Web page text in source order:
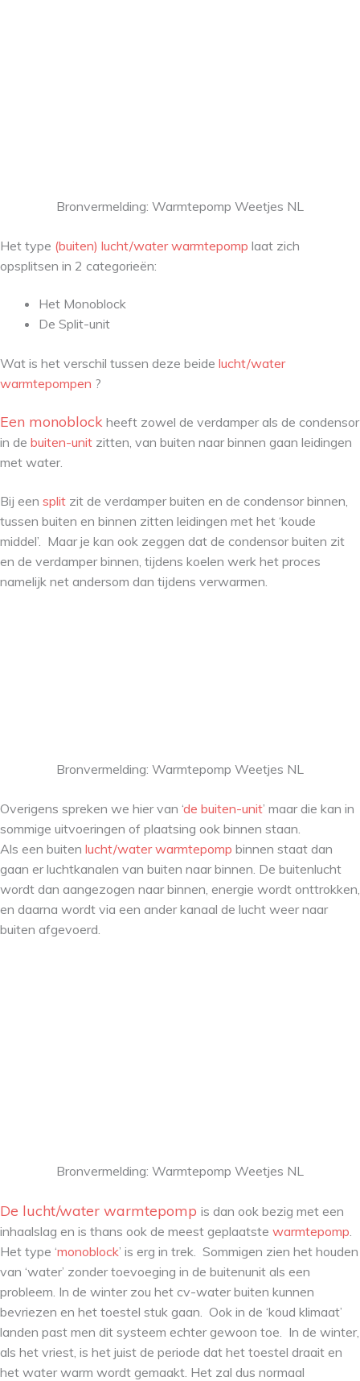
Bronvermelding: Warmtepomp Weetjes NL
Het type (buiten) lucht/water warmtepomp laat zich
opsplitsen in 2 categorieën:
Het Monoblock
De Split-unit
Wat is het verschil tussen deze beide lucht/water
warmtepompen ?
Een monoblock heeft zowel de verdamper als de condensor
in de buiten-unit zitten, van buiten naar binnen gaan leidingen
met water.
Bij een split zit de verdamper buiten en de condensor binnen,
tussen buiten en binnen zitten leidingen met het ‘koude
middel’. Maar je kan ook zeggen dat de condensor buiten zit
en de verdamper binnen, tijdens koelen werk het proces
namelijk net andersom dan tijdens verwarmen.
Bronvermelding: Warmtepomp Weetjes NL
Overigens spreken we hier van ‘de buiten-unit’ maar die kan in
sommige uitvoeringen of plaatsing ook binnen staan.
Als een buiten lucht/water warmtepomp binnen staat dan
gaan er luchtkanalen van buiten naar binnen. De buitenlucht
wordt dan aangezogen naar binnen, energie wordt onttrokken,
en daarna wordt via een ander kanaal de lucht weer naar
buiten afgevoerd.
Bronvermelding: Warmtepomp Weetjes NL
De lucht/water warmtepomp is dan ook bezig met een
inhaalslag en is thans ook de meest geplaatste warmtepomp
Het type ‘monoblock’ is erg in trek. Sommigen zien het houden
van ‘water’ zonder toevoeging in de buitenunit als een
probleem. In de winter zou het cv-water buiten kunnen
bevriezen en het toestel stuk gaan. Ook in de ‘koud klimaat’
landen past men dit systeem echter gewoon toe. In de winter,
als het vriest, is het juist de periode dat het toestel draait en
het water warm wordt gemaakt. Het zal dus normaal